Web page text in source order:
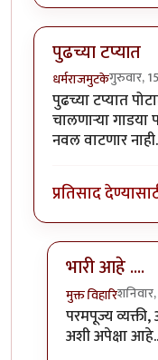
पुढच्या टप्यात
धर्मराजमुटकेगुरुवार,
पुढच्या टप्यात
चालणार्‍या
नवल वाटणार नाही.
प्रतिसाद
भारी आहे ....
मुक्त विहारि
In reply to
परमपूज्य
अशी अपेक्षा